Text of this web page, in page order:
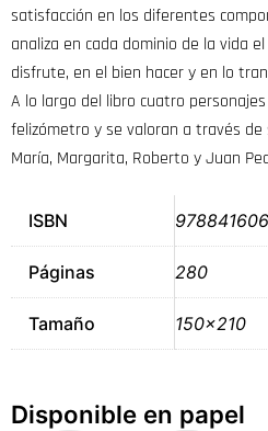
satisfacción en los diferentes
analiza en cada dominio de la vida
disfrute, en el bien hacer y en lo
A lo largo del libro cuatro
felizómetro y se valoran a través
María, Margarita, Roberto y Juan
ISBN
Páginas 280
Tamaño 150×210
Disponible en papel